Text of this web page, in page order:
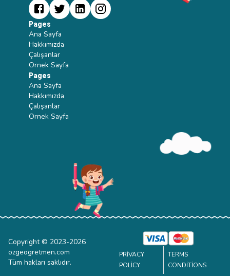
Pages
Ana Sayfa
Hakkımızda
Çalışanlar
Ornek Sayfa
Pages
Ana Sayfa
Hakkımızda
Çalışanlar
Ornek Sayfa
Copyright © 2023-2026
ozgeogretmen.com
Tüm hakları saklıdır.
PRIVACY
POLICY
TERMS
CONDITIONS